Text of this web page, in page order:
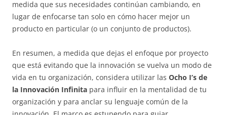
medida que sus necesidades continúan cambiando, en
lugar de enfocarse tan solo en cómo hacer mejor un
producto en particular (o un conjunto de productos).
En resumen, a medida que dejas el enfoque por proyecto
que está evitando que la innovación se vuelva un modo de
vida en tu organización, considera utilizar las Ocho I’s de
la Innovación Infinita para influir en la mentalidad de tu
organización y para anclar su lenguaje común de la